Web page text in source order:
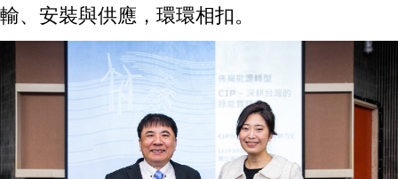
輸、安裝與供應，環環相扣。